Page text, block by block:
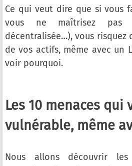
Ce qui veut dire que si vous
vous ne maîtrisez pas
décentralisée…), vous risquez
de vos actifs, même avec un
voir pourquoi.
Les 10 menaces qui
vulnérable, même
Nous allons découvrir